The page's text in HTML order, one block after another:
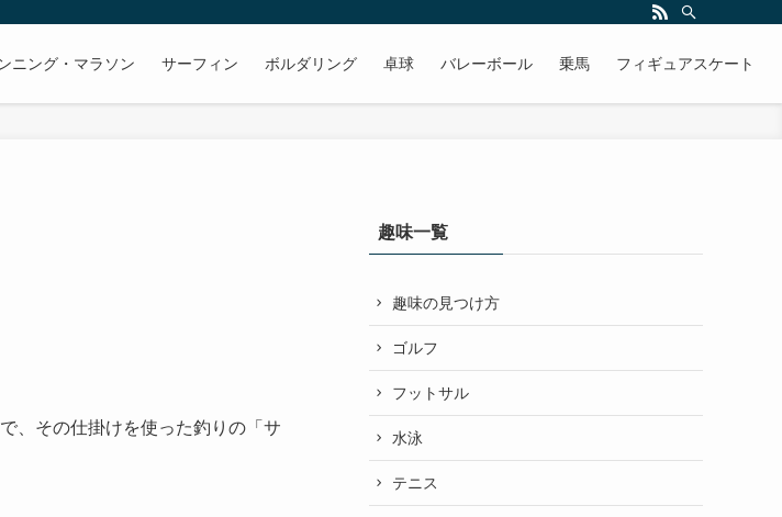
ニング・マラソン サーフィン ボルダリング 卓球 バレーボール 乗馬 フィギュアスケート
、その仕掛けを使った釣りの「サ
趣味一覧
趣味の見つけ方
ゴルフ
フットサル
水泳
テニス